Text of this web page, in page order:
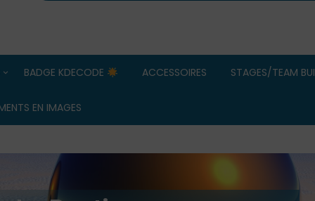
MS PETANQUE
BOULENCIEL
BADGE KDECODE ACCESSOIRES STAGES/TEAM
d’entreprise/
Stage
EN IMAGES